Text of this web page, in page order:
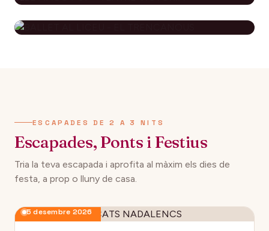
APOLO
EL MAGO POP - TEATRE
VICTÒRIA
ESCAPADES DE 2 A 3 NITS
Escapades, Ponts i Festius
Tria la teva escapada i aprofita al màxim els dies de
festa, a prop o lluny de casa.
5 desembre 2026